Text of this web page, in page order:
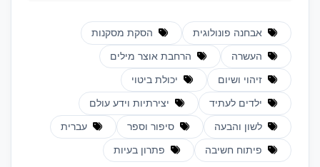
אבחנה פונולוגית הסקת מסקנות
העשרה הרחבת אוצר מילים
זיהוי ושיום יכולת ביטוי
ילדים לעתיד יצירתיות וידע עולם
לשון והבעה סיפור וספר עברית
פיתוח חשיבה פתרון בעיות